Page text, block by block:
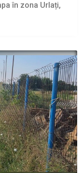
în zona Urlați,